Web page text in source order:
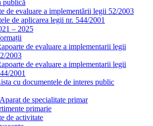
publică
de evaluare a implementării legii 52/2003
de aplicarea legii nr. 544/2001
– 2025
de evaluare a implementarii legii
2003
de evaluare a implementarii legii
2001
cu documentele de interes public
de specialitate primar
primarie
de activitate